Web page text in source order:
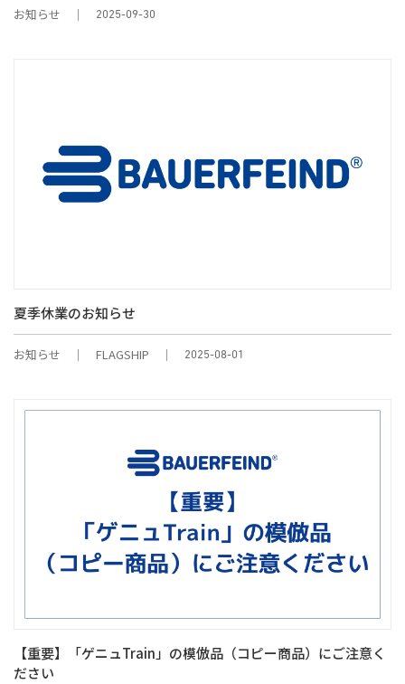
お知らせ 2025-09-30
夏季休業のお知らせ
お知らせ FLAGSHIP 2025-08-01
【重要】「ゲニュTrain」の模倣品（コピー商品）にご注意く
ださい